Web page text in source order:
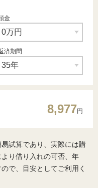
金
済期間
8,977円
試算であり、実際には購
り借り入れの可否、年
で、目安としてご利用く